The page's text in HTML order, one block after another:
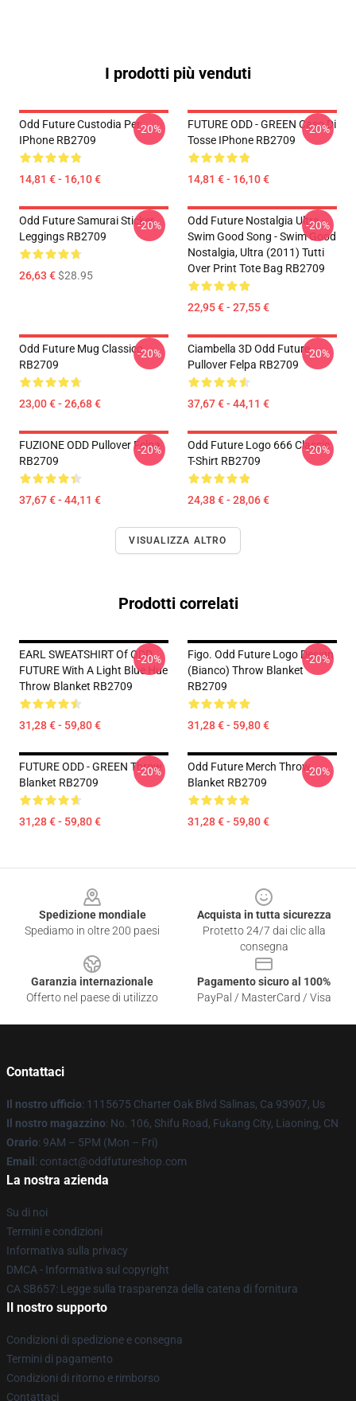
I prodotti più venduti
Odd Future Custodia Per
IPhone RB2709
14,81 € - 16,10 €
-20%
FUTURE ODD - GREEN Caso Di
Tosse IPhone RB2709
14,81 € - 16,10 €
-20%
Odd Future Samurai Sticker
Leggings RB2709
26,63 €$28.95
-20%
Odd Future Nostalgia Ultra -
Swim Good Song - Swim Good
Nostalgia, Ultra (2011) Tutti
Over Print Tote Bag RB2709
22,95 € - 27,55 €
-20%
Odd Future Mug Classico
RB2709
23,00 € - 26,68 €
-20%
Ciambella 3D Odd Future
Pullover Felpa RB2709
37,67 € - 44,11 €
-20%
FUZIONE ODD Pullover Felpa
RB2709
37,67 € - 44,11 €
-20%
Odd Future Logo 666 Classic
T-Shirt RB2709
24,38 € - 28,06 €
-20%
VISUALIZZA ALTRO
Prodotti correlati
EARL SWEATSHIRT Of ODD
FUTURE With A Light Blue Hue
Throw Blanket RB2709
31,28 € - 59,80 €
-20%
Figo. Odd Future Logo Design
(bianco) Throw Blanket
RB2709
31,28 € - 59,80 €
-20%
FUTURE ODD - GREEN Throw
Blanket RB2709
31,28 € - 59,80 €
-20%
Odd Future Merch Throw
Blanket RB2709
31,28 € - 59,80 €
-20%
Spedizione mondiale
Spediamo in oltre 200 paesi
Acquista in tutta sicurezza
Protetto 24/7 dai clic alla
consegna
Garanzia internazionale
Offerto nel paese di utilizzo
Pagamento sicuro al 100%
PayPal / MasterCard / Visa
Contattaci
Il nostro ufficio: 1115675 Charter Oak Blvd Salinas, Ca 93907, Us
Il nostro magazzino: No. 106, Shifu Road, Fukang City, Liaoning, CN
Orario: 9AM – 5PM (Mon – Fri)
Email : contact@oddfutureshop.com
La nostra azienda
Su di noi
Termini e condizioni
Informativa sulla privacy
DMCA - Informativa sul copyright
CA SB657: Legge sulla trasparenza della catena di fornitura
Il nostro supporto
Condizioni di spedizione e consegna
Termini di pagamento
Condizioni di ritorno e rimborso
Contattaci